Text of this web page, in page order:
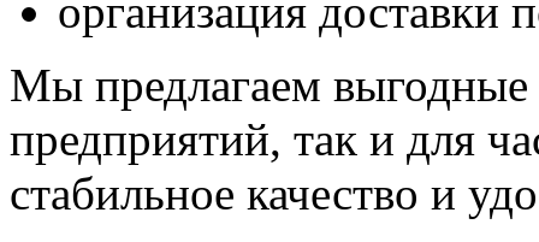
организация доставки
Мы предлагаем выгодные
предприятий, так и для
стабильное качество и